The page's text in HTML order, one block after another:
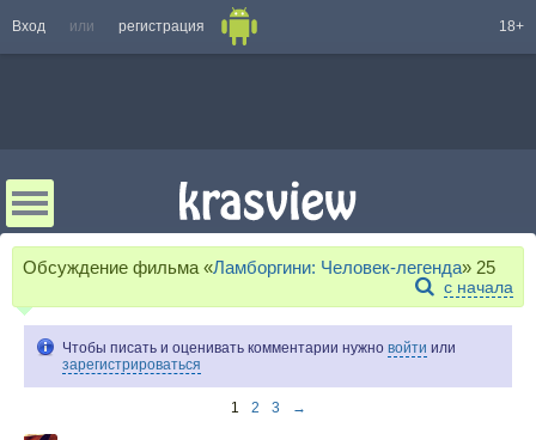
Вход или регистрация 18+
Обсуждение фильма «Ламборгини: Человек-легенда» 25
с начала
Чтобы писать и оценивать комментарии нужно войти или
зарегистрироваться
1 2 3 →